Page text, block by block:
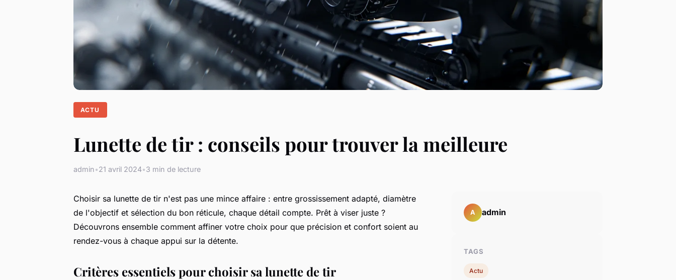
ACTU
Lunette de tir : conseils pour trouver la meilleure
admin•21 avril 2024•3 min de lecture
Choisir sa lunette de tir n'est pas une mince affaire : entre grossissement adapté, diamètre
de l'objectif et sélection du bon réticule, chaque détail compte. Prêt à viser juste ?
Découvrons ensemble comment affiner votre choix pour que précision et confort soient au
rendez-vous à chaque appui sur la détente.
Critères essentiels pour choisir sa lunette de tir
A admin
TAGS
Actu